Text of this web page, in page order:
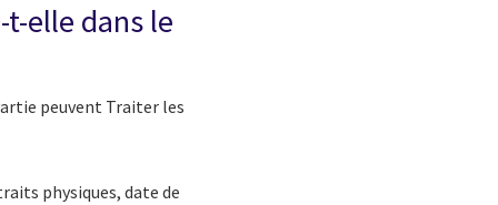
t-elle dans le
peuvent Traiter les
physiques, date de